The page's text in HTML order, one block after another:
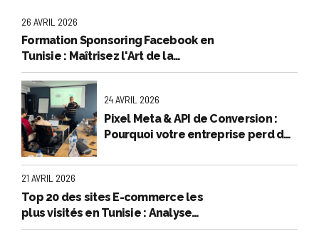
26 AVRIL 2026
Formation Sponsoring Facebook en
Tunisie : Maîtrisez l'Art de la
Publicité Rentable
24 AVRIL 2026
Pixel Meta & API de Conversion :
Pourquoi votre entreprise perd de
21 AVRIL 2026
Top 20 des sites E-commerce les
plus visités en Tunisie : Analyse
exclusive - Mars 2026